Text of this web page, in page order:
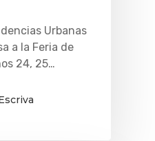
Urbanas
a la Feria de
24, 25…